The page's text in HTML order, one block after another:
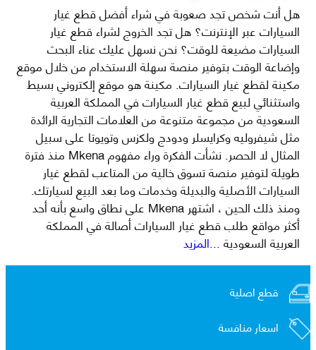
هل أنت شخص تجد صعوبة في شراء أفضل قطع غيار
السيارات عبر الإنترنت؟ هل تجد الخروج لشراء قطع غيار
السيارات مضيعة للوقت؟ نحن نسهل عليك عناء البحث
وإضاعة الوقت بتوفير منصة سهلة الاستخدام من خلال موقع
مكينة لقطع غيار السيارات. مكينة هو موقع إلكتروني بسيط
واستثنائي لبيع قطع غيار السيارات في المملكة العربية
السعودية من مجموعة متنوعة من العلامات التجارية الرائدة
مثل شيفروليه وكرايسلر ودودج ولكزس وتويوتا على سبيل
المثال لا الحصر. نشأت الفكرة وراء مفهوم Mkena منذ فترة
طويلة لتوفير منصة تسوق خالية من المتاعب لقطع غيار
السيارات الأصلية والبديلة وخدمات وما بعد البيع لسيارتك.
ومنذ ذلك الحين ، اشتهر Mkena على نطاق واسع بأنه أحد
أكثر مواقع طلب قطع غيار السيارات أصالة في المملكة
العربية السعودية...المزيد
قطع اصلية
اسعار منافسة